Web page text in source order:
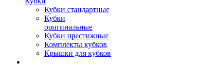
Кубки стандартные
Кубки
оригинальные
Кубки престижные
Комплекты кубков
Крышки для кубков